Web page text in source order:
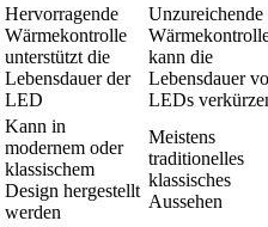
Hervorragende
Wärmekontrolle
unterstützt die
Lebensdauer der
LED
Unzureichende
kann die
Lebensdauer
LEDs
Kann in
modernem oder
klassischem
Design hergestellt
werden
Meistens
traditionelles
klassisches
Aussehen